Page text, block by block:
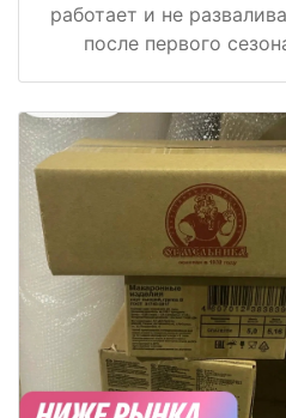
работает и не
после первого